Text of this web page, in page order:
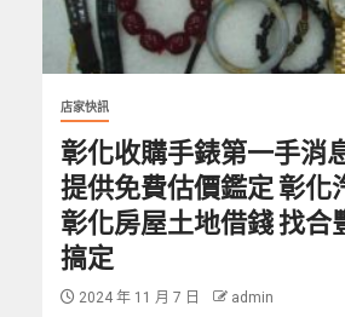
店家快訊
彰化收購手錶第一手消
提供免費估價鑑定 彰化
彰化房屋土地借錢 找合
搞定
2024 年 11 月 7 日 admin